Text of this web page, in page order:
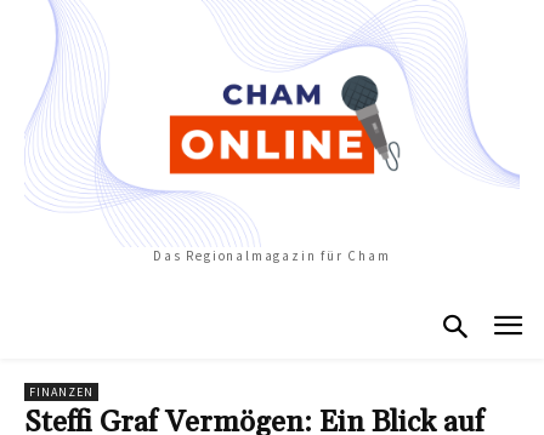
Das Regionalmagazin für Cham
FINANZEN
Steffi Graf Vermögen: Ein Blick auf